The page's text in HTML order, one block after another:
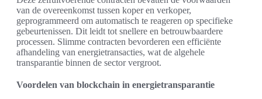
van de overeenkomst tussen koper en verkoper,
geprogrammeerd om automatisch te reageren op specifieke
gebeurtenissen. Dit leidt tot snellere en betrouwbaardere
processen. Slimme contracten bevorderen een efficiënte
afhandeling van energietransacties, wat de algehele
transparantie binnen de sector vergroot.
Voordelen van blockchain in energietransparantie